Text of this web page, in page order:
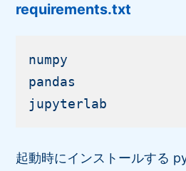
requirements.txt
numpy
pandas
起動時にインストールする